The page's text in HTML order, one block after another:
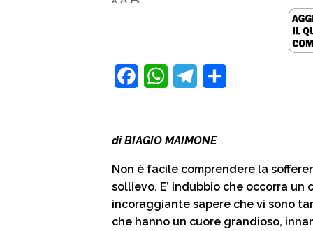
fontfont
e
b
o
o
W
t
s
A
p
e
g
r
a
i
v
i
di BIAGIO MAIMONE
Non è facile comprendere la
sollievo. E’ indubbio che occorra un
incoraggiante sapere che vi sono
che hanno un cuore grandioso,